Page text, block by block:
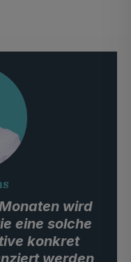
wird
eine solche
konkret
werden